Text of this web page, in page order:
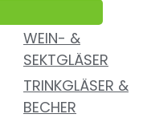
WEIN- &
SEKTGLÄSER
TRINKGLÄSER &
BECHER